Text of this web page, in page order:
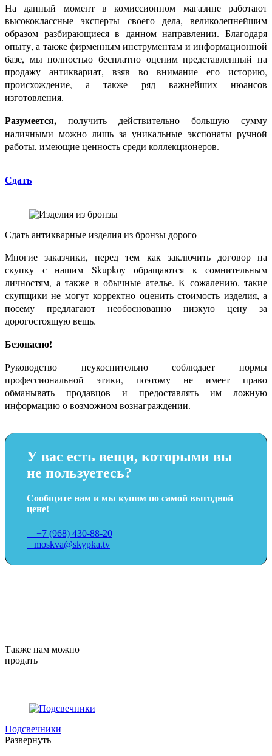
На данный момент в комиссионном магазине работают
высококлассные эксперты своего дела, великолепнейшим
образом разбирающиеся в данном направлении. Благодаря
опыту, а также фирменным инструментам и информационной
базе, мы полностью бесплатно оценим представленный на
продажу антиквариат, взяв во внимание его историю,
происхождение, а также ряд важнейших нюансов
изготовления.
Разумеется, получить действительно большую сумму
наличными можно лишь за уникальные экспонаты ручной
работы, имеющие ценность среди коллекционеров.
Сдать
Сдать антикварные изделия из бронзы дорого
Многие заказчики, перед тем как заключить договор на
скупку с нашим Skupkoy обращаются к сомнительным
личностям, а также в обычные ателье. К сожалению, такие
скупщики не могут корректно оценить стоимость изделия, а
посему предлагают необоснованно низкую цену за
дорогостоящую вещь.
Безопасно!
Руководство неукоснительно соблюдает нормы
профессиональной этики, поэтому не имеет право
обманывать продавцов и предоставлять им ложную
информацию о возможном вознаграждении.
У вас есть вещи, которыми вы
не пользуетесь?
Сообщите нам и мы купим по самой выгодной
цене!
+7 (968) 430-88-20
moskva@skypka.tv
Также нам можно
продать
Подсвечники
Развернуть